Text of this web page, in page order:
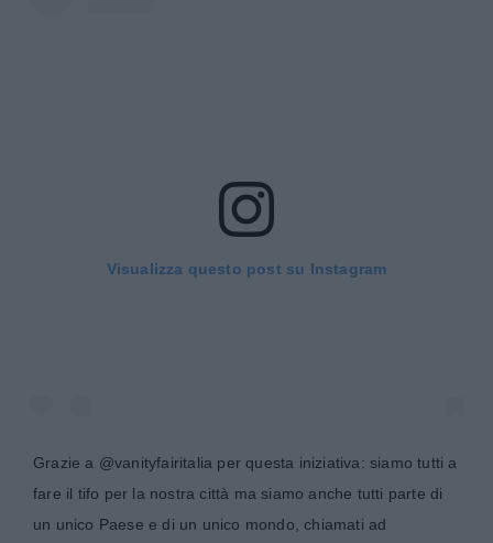
Visualizza questo post su Instagram
Grazie a @vanityfairitalia per questa iniziativa: siamo tutti a
fare il tifo per la nostra città ma siamo anche tutti parte di
un unico Paese e di un unico mondo, chiamati ad